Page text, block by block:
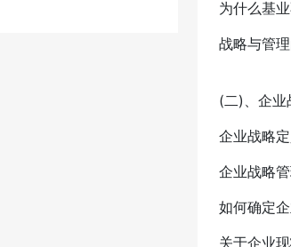
为什么基
战略与管
(二)、企业
企业战略定
企业战略
如何确定
关于企业